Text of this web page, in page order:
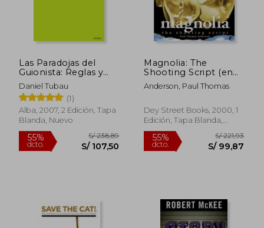
55%
dcto. S/ 107,50 dcto. S/
Las Paradojas del
Guionista: Reglas y
Excepciones en la
Práctica del Guión
Daniel Tubau
(1)
Alba, 2007, 2 Edición, Tapa
Blanda, Nuevo
Magnolia: The
Shooting Script (en
Inglés)
Anderson, Paul Thomas
Dey Street Books, 2000, 1
Edición, Tapa Blanda,
Nuevo